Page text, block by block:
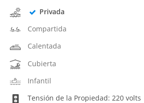
Privada
Compartida
Calentada
Cubierta
Infantil
Tensión de la Propiedad: 220 volts